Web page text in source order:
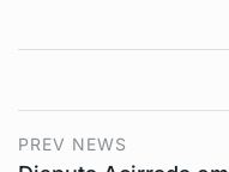
PREV NEWS